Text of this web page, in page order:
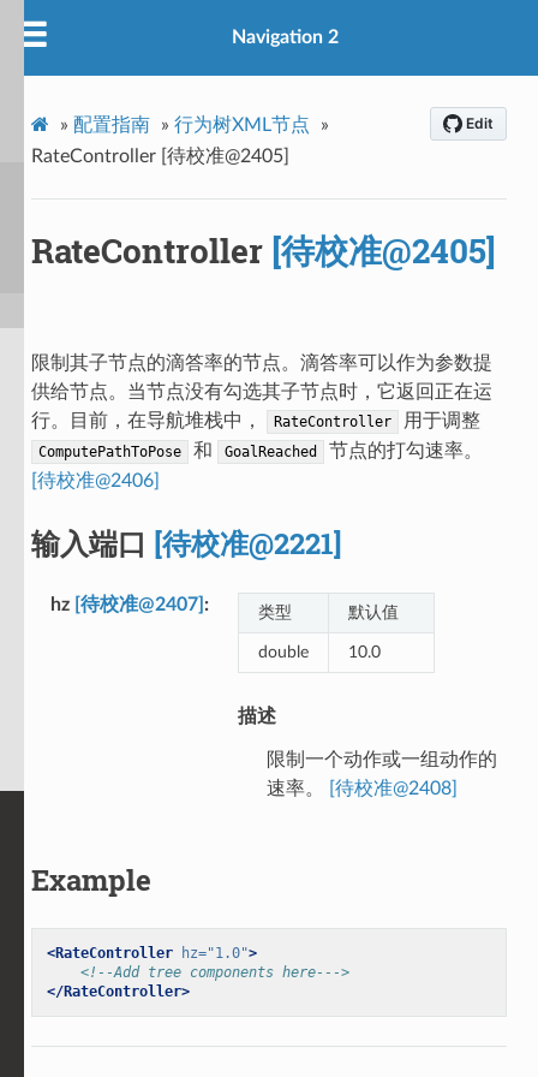
Navigation 2
» 配置指南 » 行为树XML节点
»
RateController [待校准@2405]
RateController [待校准@2405]
限制其子节点的滴答率的节点。滴答率可以作为参数提
供给节点。当节点没有勾选其子节点时，它返回正在运
行。目前，在导航堆栈中，
RateController 用于调整
ComputePathToPose 和 GoalReached
节点的打勾速率。
[待校准@2406]
输入端口 [待校准@2221]
hz [待校准@2407] 类型 默认值
double 10.0
描述
限制一个动作或一组动作的
速率。
[待校准@2408]
Example
<RateController hz="1.0">
<!--Add tree components here--->
</RateController>